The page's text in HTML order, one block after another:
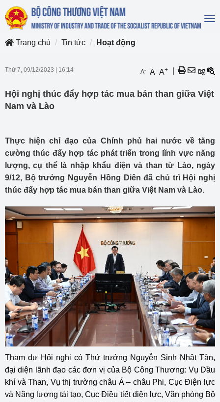
Trang chủ
Tin tức Hoạt động
Thứ 7, 09/12/2023 16:14 A- A A+
Hội nghị thúc đẩy hợp tác mua bán than giữa Việt
Nam và Lào
Thực hiện chỉ đạo của Chính phủ hai nước về tăng
cường thúc đẩy hợp tác phát triển trong lĩnh vực năng
lượng, cụ thể là nhập khẩu điện và than từ Lào, ngày
9/12, Bộ trưởng Nguyễn Hồng Diên đã chủ trì Hội nghị
thúc đẩy hợp tác mua bán than giữa Việt Nam và Lào.
Tham dự Hội nghị có Thứ trưởng Nguyễn Sinh Nhật Tân,
đại diện lãnh đạo các đơn vị của Bộ Công Thương: Vụ Dầu
khí và Than, Vụ thị trường châu Á – châu Phi, Cục Điện lực
và Năng lượng tái tạo, Cục Điều tiết điện lực, Văn phòng Bộ